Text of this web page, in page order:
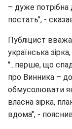
– дуже потрібна
постать", -
Публіцист
українська
"...перше, що
про Винника –
обмусолювати
власна зірка,
вдома", -